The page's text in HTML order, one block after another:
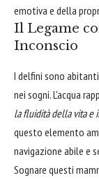
emotiva e della
Il Legame
Inconscio
I delfini sono
nei sogni. L'acqua
la fluidità della vita e
questo elemento
navigazione abile e
Sognare questi